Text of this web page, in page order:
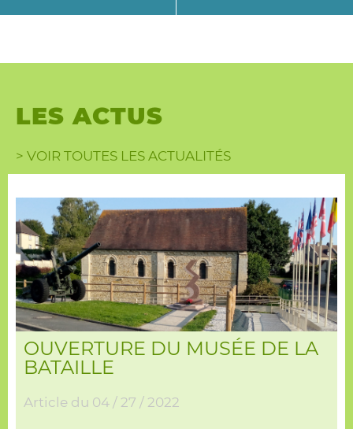
LES ACTUS
> VOIR TOUTES LES ACTUALITÉS
OUVERTURE DU MUSÉE DE LA
BATAILLE
Article du 04 / 27 / 2022